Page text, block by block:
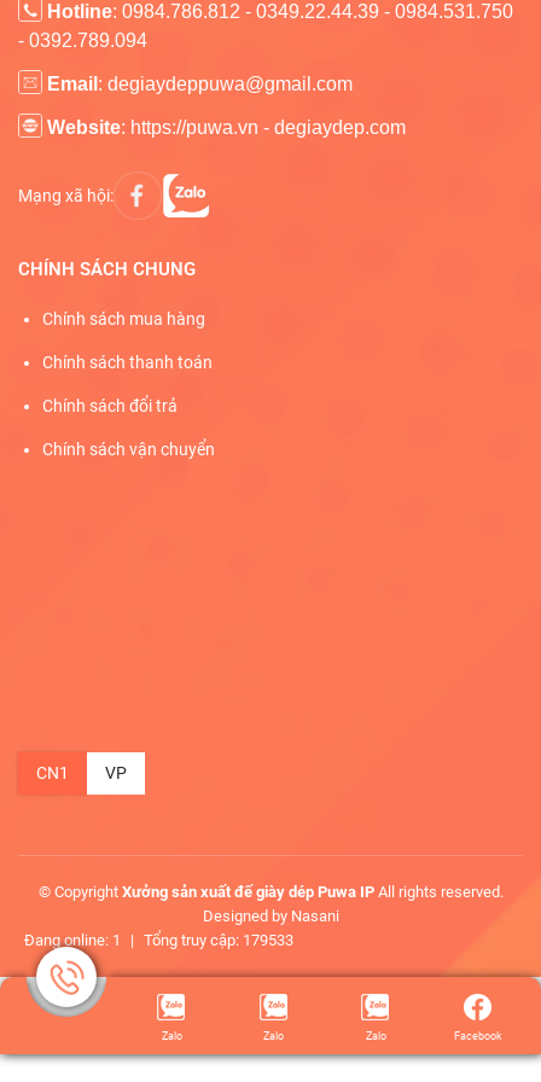
Hotline: 0984.786.812 - 0349.22.44.39 - 0984.531.750
- 0392.789.094
Email : degiaydeppuwa@gmail.com
Website: https://puwa.vn - degiaydep.com
Mạng xã hội:
CHÍNH SÁCH CHUNG
Chính sách mua hàng
Chính sách thanh toán
Chính sách đổi trả
Chính sách vận chuyển
CN1 VP
© Copyright Xưởng sản xuất đế giày dép Puwa IP All rights reserved.
Designed by Nasani
Đang online: 1
| Tổng truy cập: 179533
Zalo Zalo Zalo Facebook